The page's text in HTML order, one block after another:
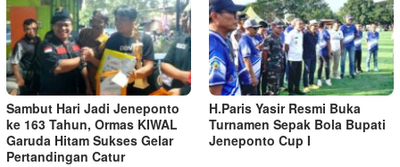
Sambut Hari Jadi Jeneponto
ke 163 Tahun, Ormas KIWAL
Garuda Hitam Sukses Gelar
Pertandingan Catur
H.Paris Yasir Resmi Buka
Turnamen Sepak Bola Bupati
Jeneponto Cup I